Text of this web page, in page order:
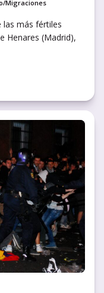
Migraciones
las más fértiles
Henares (Madrid),